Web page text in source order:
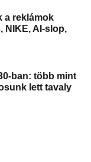
a reklámok
NIKE, AI-slop,
ban: több mint
lett tavaly